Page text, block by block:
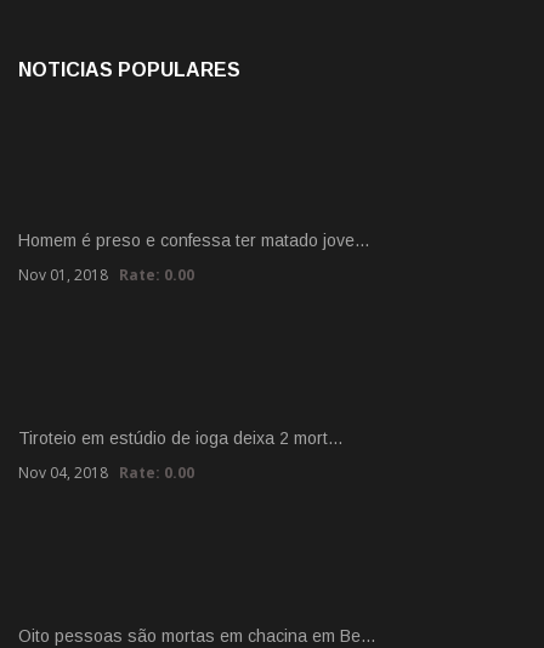
NOTICIAS POPULARES
Homem é preso e confessa ter matado jove…
Nov 01, 2018 Rate: 0.00
Tiroteio em estúdio de ioga deixa 2 mort…
Nov 04, 2018 Rate: 0.00
Oito pessoas são mortas em chacina em Be…